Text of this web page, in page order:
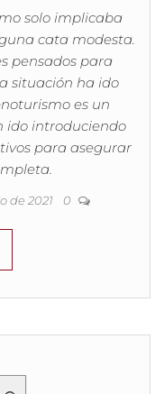
solo implicaba
cata modesta.
pensados para
situación ha ido
es un
ido introduciendo
para asegurar
de 2021 0